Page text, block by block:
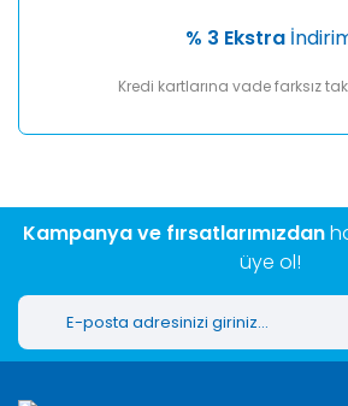
% 3 Ekstra
Kredi kartlarına vade farksız
Kampanya ve fırsatlarımızdan
üye ol!